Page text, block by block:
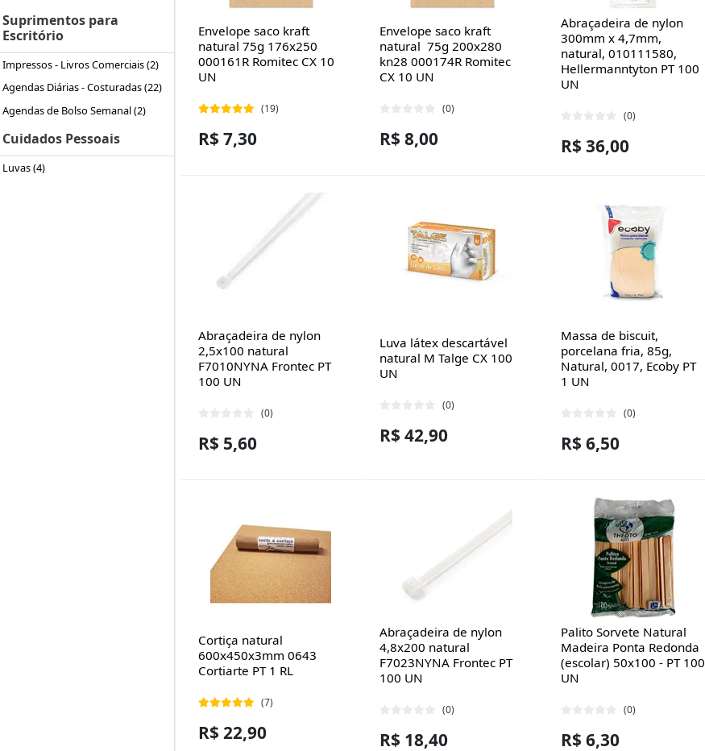
Suprimentos para
Escritório
Impressos - Livros Comerciais (2)
Agendas Diárias - Costuradas (22)
Agendas de Bolso Semanal (2)
Cuidados Pessoais
Luvas (4)
Envelope saco kraft
natural 75g 176x250
000161R Romitec CX 10
UN
(19)
R$ 7,30
Envelope saco kraft
natural 75g 200x280
kn28 000174R Romitec
CX 10 UN
(0)
R$ 8,00
Abraçadeira de nylon
300mm x 4,7mm,
natural, 010111580,
Hellermanntyton PT 100
UN
(0)
R$ 36,00
Abraçadeira de nylon
2,5x100 natural
F7010NYNA Frontec PT
100 UN
(0)
R$ 5,60
Luva látex descartável
natural M Talge CX 100
UN
(0)
R$ 42,90
Massa de biscuit,
porcelana fria, 85g,
Natural, 0017, Ecoby PT
1 UN
(0)
R$ 6,50
Cortiça natural
600x450x3mm 0643
Cortiarte PT 1 RL
(7)
R$ 22,90
Abraçadeira de nylon
4,8x200 natural
F7023NYNA Frontec PT
100 UN
(0)
R$ 18,40
Palito Sorvete Natural
Madeira Ponta Redonda
(escolar) 50x100 - PT 100
UN
(0)
R$ 6,30